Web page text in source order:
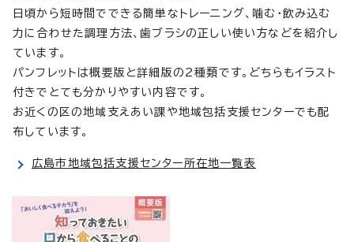
日頃から短時間でできる簡単なトレーニング、噛む・飲み込む
力に合わせた調理方法、歯ブラシの正しい使い方などを紹介し
ています。
パンフレットは概要版と詳細版の2種類です。どちらもイラスト
付きでとても分かりやすい内容です。
お近くの区の地域支えあい課や地域包括支援センターでも配
布しています。
広島市地域包括支援センター所在地一覧表